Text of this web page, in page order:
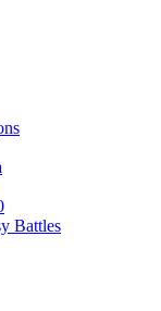
Battles